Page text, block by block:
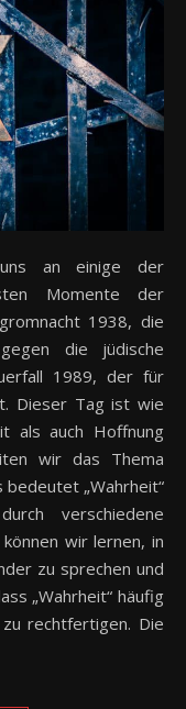
Momente der
1938, die
die jüdische
1989, der für
Dieser Tag ist wie
als auch Hoffnung
wir das Thema
bedeutet „Wahrheit“
verschiedene
wir lernen, in
zu sprechen und
„Wahrheit“ häufig
rechtfertigen. Die